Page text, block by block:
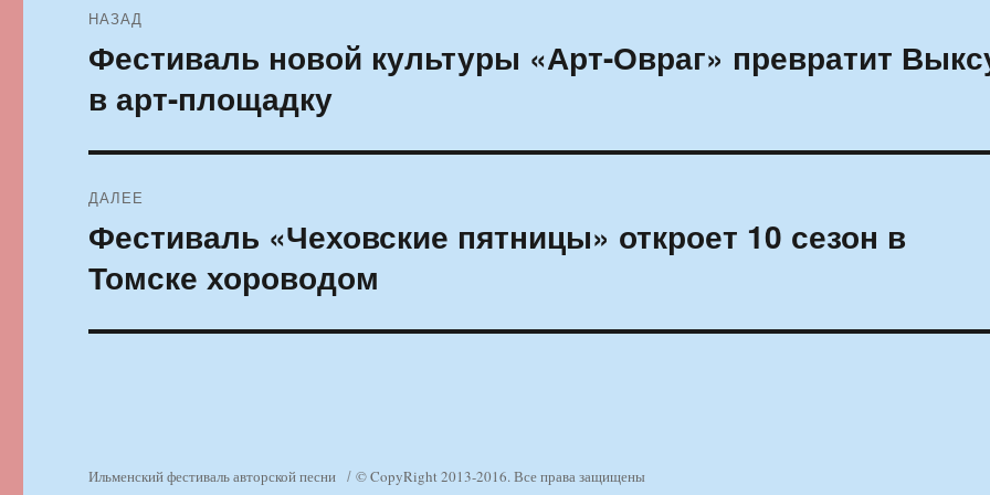
по
записям
НАЗАД
Предыдущая
Фестиваль новой культуры «Арт-Овраг» превратит
в арт-площадку
ДАЛЕЕ
Следующая
Фестиваль «Чеховские пятницы» откроет 10 сезон в
Томске хороводом
Ильменский фестиваль авторской песни © CopyRight 2013-2016. Все права защищены